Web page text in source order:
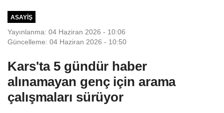
ASAYIŞ
Yayınlanma: 04 Haziran 2026 - 10:06
Güncelleme: 04 Haziran 2026 - 10:50
Kars'ta 5 gündür haber
alınamayan genç için arama
çalışmaları sürüyor